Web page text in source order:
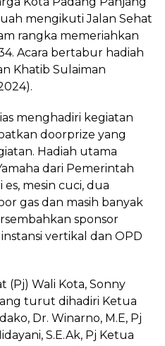
mengikuti Jalan Sehat
rangka memeriahkan
Acara bertabur hadiah
Khatib Sulaiman
menghadiri kegiatan
doorprize yang
Hadiah utama
dari Pemerintah
mesin cuci, dua
gas dan masih banyak
sponsor
vertikal dan OPD
(Pj) Wali Kota, Sonny
turut dihadiri Ketua
Dr. Winarno, M.E, Pj
S.E.Ak, Pj Ketua